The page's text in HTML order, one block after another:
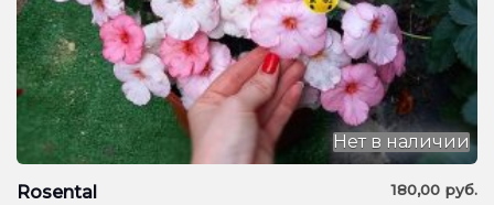
Rosental 180,00 руб.
Нет в наличии